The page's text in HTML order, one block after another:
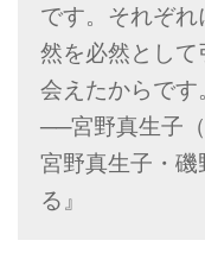
です。それぞ
然を必然として
会えたからです
──宮野真生子（
宮野真生子・
る』